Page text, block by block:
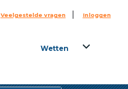
Veelgestelde vragen | Inloggen
Wetten